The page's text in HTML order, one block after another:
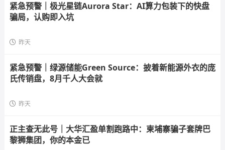
紧急预警｜极光星链Aurora Star：AI算力包装下的快盘
骗局，认购即入坑
昨天
紧急预警｜绿源储能Green Source：披着新能源外衣的庞
氏传销盘，8月千人大会就
昨天
正主查无此号｜大华汇盈单割跑路中：柬埔寨骗子套牌巴
黎狮集团，你的本金已